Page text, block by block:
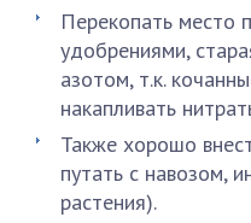
Перекопать место
удобрениями,
азотом, т.к.
накапливать
Также хорошо
путать с навозом,
растения).